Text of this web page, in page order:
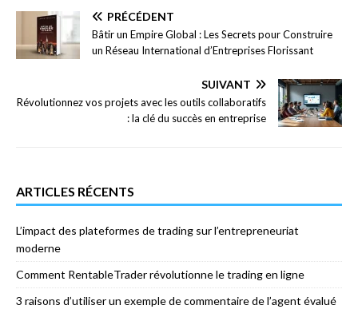
PRÉCÉDENT
Bâtir un Empire Global : Les Secrets pour Construire
un Réseau International d’Entreprises Florissant
SUIVANT
Révolutionnez vos projets avec les outils collaboratifs
: la clé du succès en entreprise
ARTICLES RÉCENTS
L’impact des plateformes de trading sur l’entrepreneuriat
moderne
Comment RentableTrader révolutionne le trading en ligne
3 raisons d’utiliser un exemple de commentaire de l’agent évalué